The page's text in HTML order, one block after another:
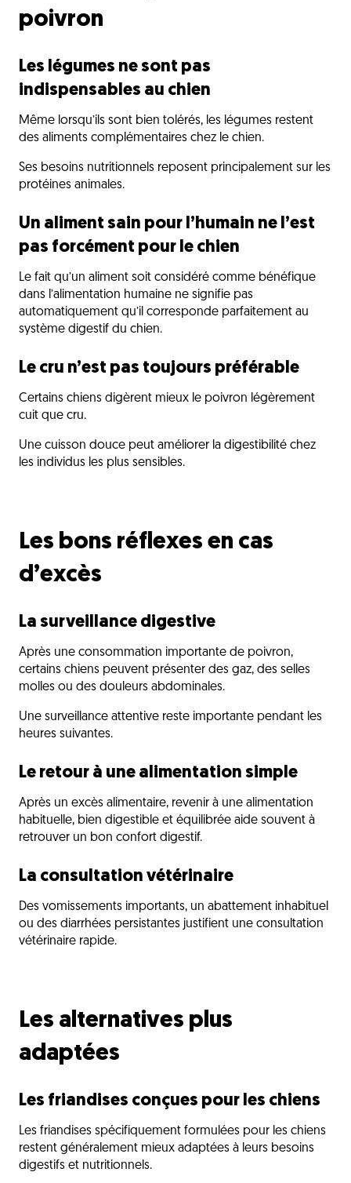
poivron
Les légumes ne sont pas
indispensables au chien
Même lorsqu’ils sont bien tolérés, les légumes restent
des aliments complémentaires chez le chien.
Ses besoins nutritionnels reposent principalement sur les
protéines animales.
Un aliment sain pour l’humain ne l’est
pas forcément pour le chien
Le fait qu’un aliment soit considéré comme bénéfique
dans l’alimentation humaine ne signifie pas
automatiquement qu’il corresponde parfaitement au
système digestif du chien.
Le cru n’est pas toujours préférable
Certains chiens digèrent mieux le poivron légèrement
cuit que cru.
Une cuisson douce peut améliorer la digestibilité chez
les individus les plus sensibles.
Les bons réflexes en cas
d’excès
La surveillance digestive
Après une consommation importante de poivron,
certains chiens peuvent présenter des gaz, des selles
molles ou des douleurs abdominales.
Une surveillance attentive reste importante pendant les
heures suivantes.
Le retour à une alimentation simple
Après un excès alimentaire, revenir à une alimentation
habituelle, bien digestible et équilibrée aide souvent à
retrouver un bon confort digestif.
La consultation vétérinaire
Des vomissements importants, un abattement inhabituel
ou des diarrhées persistantes justifient une consultation
vétérinaire rapide.
Les alternatives plus
adaptées
Les friandises conçues pour les chiens
Les friandises spécifiquement formulées pour les chiens
restent généralement mieux adaptées à leurs besoins
digestifs et nutritionnels.